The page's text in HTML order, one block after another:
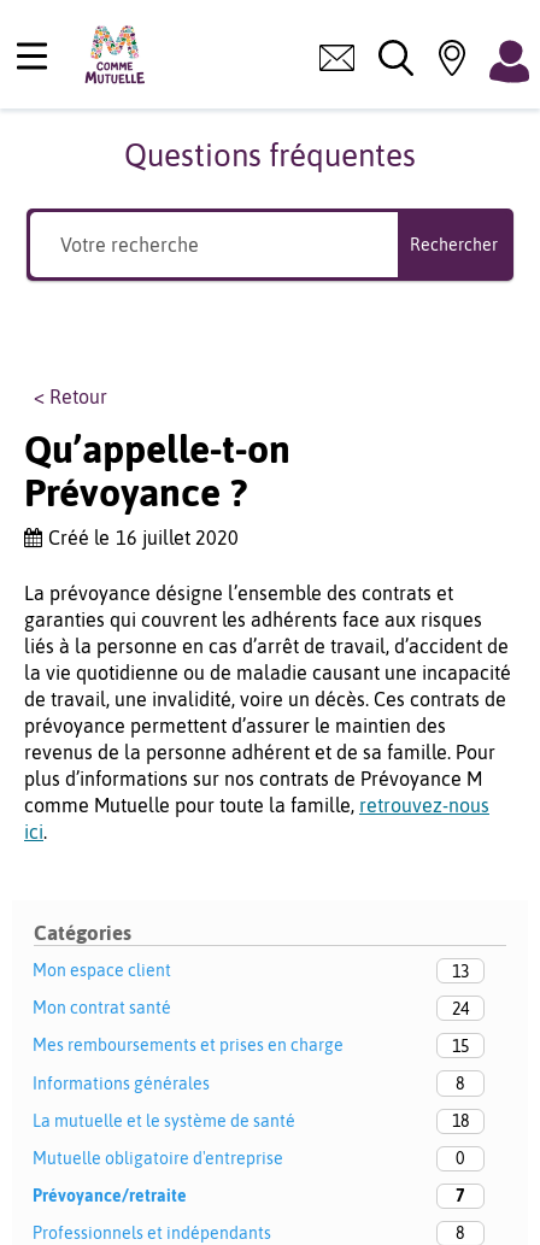
Questions fréquentes
Rechercher
Catégories
Mon espace client
13
Mon contrat santé
24
Mes remboursements et prises en charge
15
Informations générales
8
La mutuelle et le système de santé
18
Mutuelle obligatoire d'entreprise
0
Prévoyance/retraite
7
Professionnels et indépendants
8
< Retour
Qu’appelle-t-on
Prévoyance ?
Créé le 16 juillet 2020
La prévoyance désigne l’ensemble des contrats et
garanties qui couvrent les adhérents face aux risques
liés à la personne en cas d’arrêt de travail, d’accident de
la vie quotidienne ou de maladie causant une incapacité
de travail, une invalidité, voire un décès. Ces contrats de
prévoyance permettent d’assurer le maintien des
revenus de la personne adhérent et de sa famille. Pour
plus d’informations sur nos contrats de Prévoyance M
comme Mutuelle pour toute la famille, retrouvez-nous
ici.